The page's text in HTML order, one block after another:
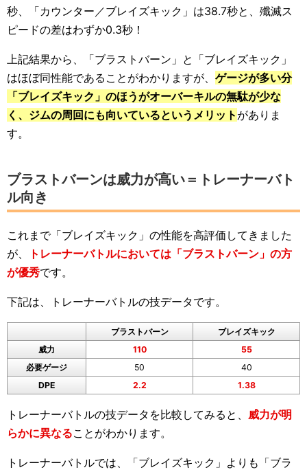
秒、「カウンター／ブレイズキック」は38.7秒と、殲滅ス
ピードの差はわずか0.3秒！
上記結果から、「ブラストバーン」と「ブレイズキック」
はほぼ同性能であることがわかりますが、 ゲージが多い分
「ブレイズキック」のほうがオーバーキルの無駄が少な
く、ジムの周回にも向いているというメリット がありま
す。
ブラストバーンは威力が高い＝トレーナーバト
ル向き
これまで「ブレイズキック」の性能を高評価してきました
が、
トレーナーバトルにおいては「ブラストバーン」の方
が優秀です。
下記は、トレーナーバトルの技データです。
ブラストバーン
ブレイズキック
威力
110
55
必要ゲージ
50
40
DPE
2.2 1.38
トレーナーバトルの技データを比較してみると、 威力が明
らかに異なることがわかります。
トレーナーバトルでは、「ブレイズキック」よりも「ブラ